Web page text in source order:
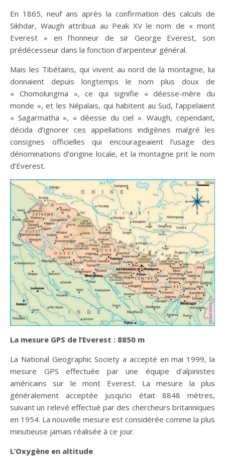
En 1865, neuf ans après la confirmation des calculs de
Sikhdar, Waugh attribua au Peak XV le nom de « mont
Everest » en l’honneur de sir George Everest, son
prédécesseur dans la fonction d’arpenteur général.
Mais les Tibétains, qui vivent au nord de la montagne, lui
donnaient depuis longtemps le nom plus doux de
« Chomolungma », ce qui signifie « déesse-mère du
monde », et les Népalais, qui habitent au Sud, l’appelaient
« Sagarmatha », « déesse du ciel ». Waugh, cependant,
décida d’ignorer ces appellations indigènes malgré les
consignes officielles qui encourageaient l’usage des
dénominations d’origine locale, et la montagne prit le nom
d’Everest.
La mesure GPS de l’Everest : 8850 m
La National Geographic Society a accepté en mai 1999, la
mesure GPS effectuée par une équipe d’alpinistes
américains sur le mont Everest. La mesure la plus
généralement acceptée jusqu’ici était 8848 mètres,
suivant un relevé effectué par des chercheurs britanniques
en 1954. La nouvelle mesure est considérée comme la plus
minutieuse jamais réalisée à ce jour.
L’Oxygène en altitude